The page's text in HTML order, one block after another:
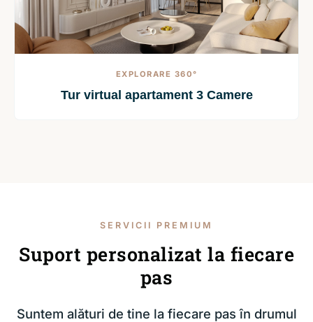
EXPLORARE 360°
Tur virtual apartament 3 Camere
SERVICII PREMIUM
Suport personalizat la fiecare
pas
Suntem alături de tine la fiecare pas în drumul